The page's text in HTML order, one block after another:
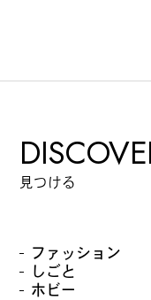
見つける
ファッション
しごと
ホビー